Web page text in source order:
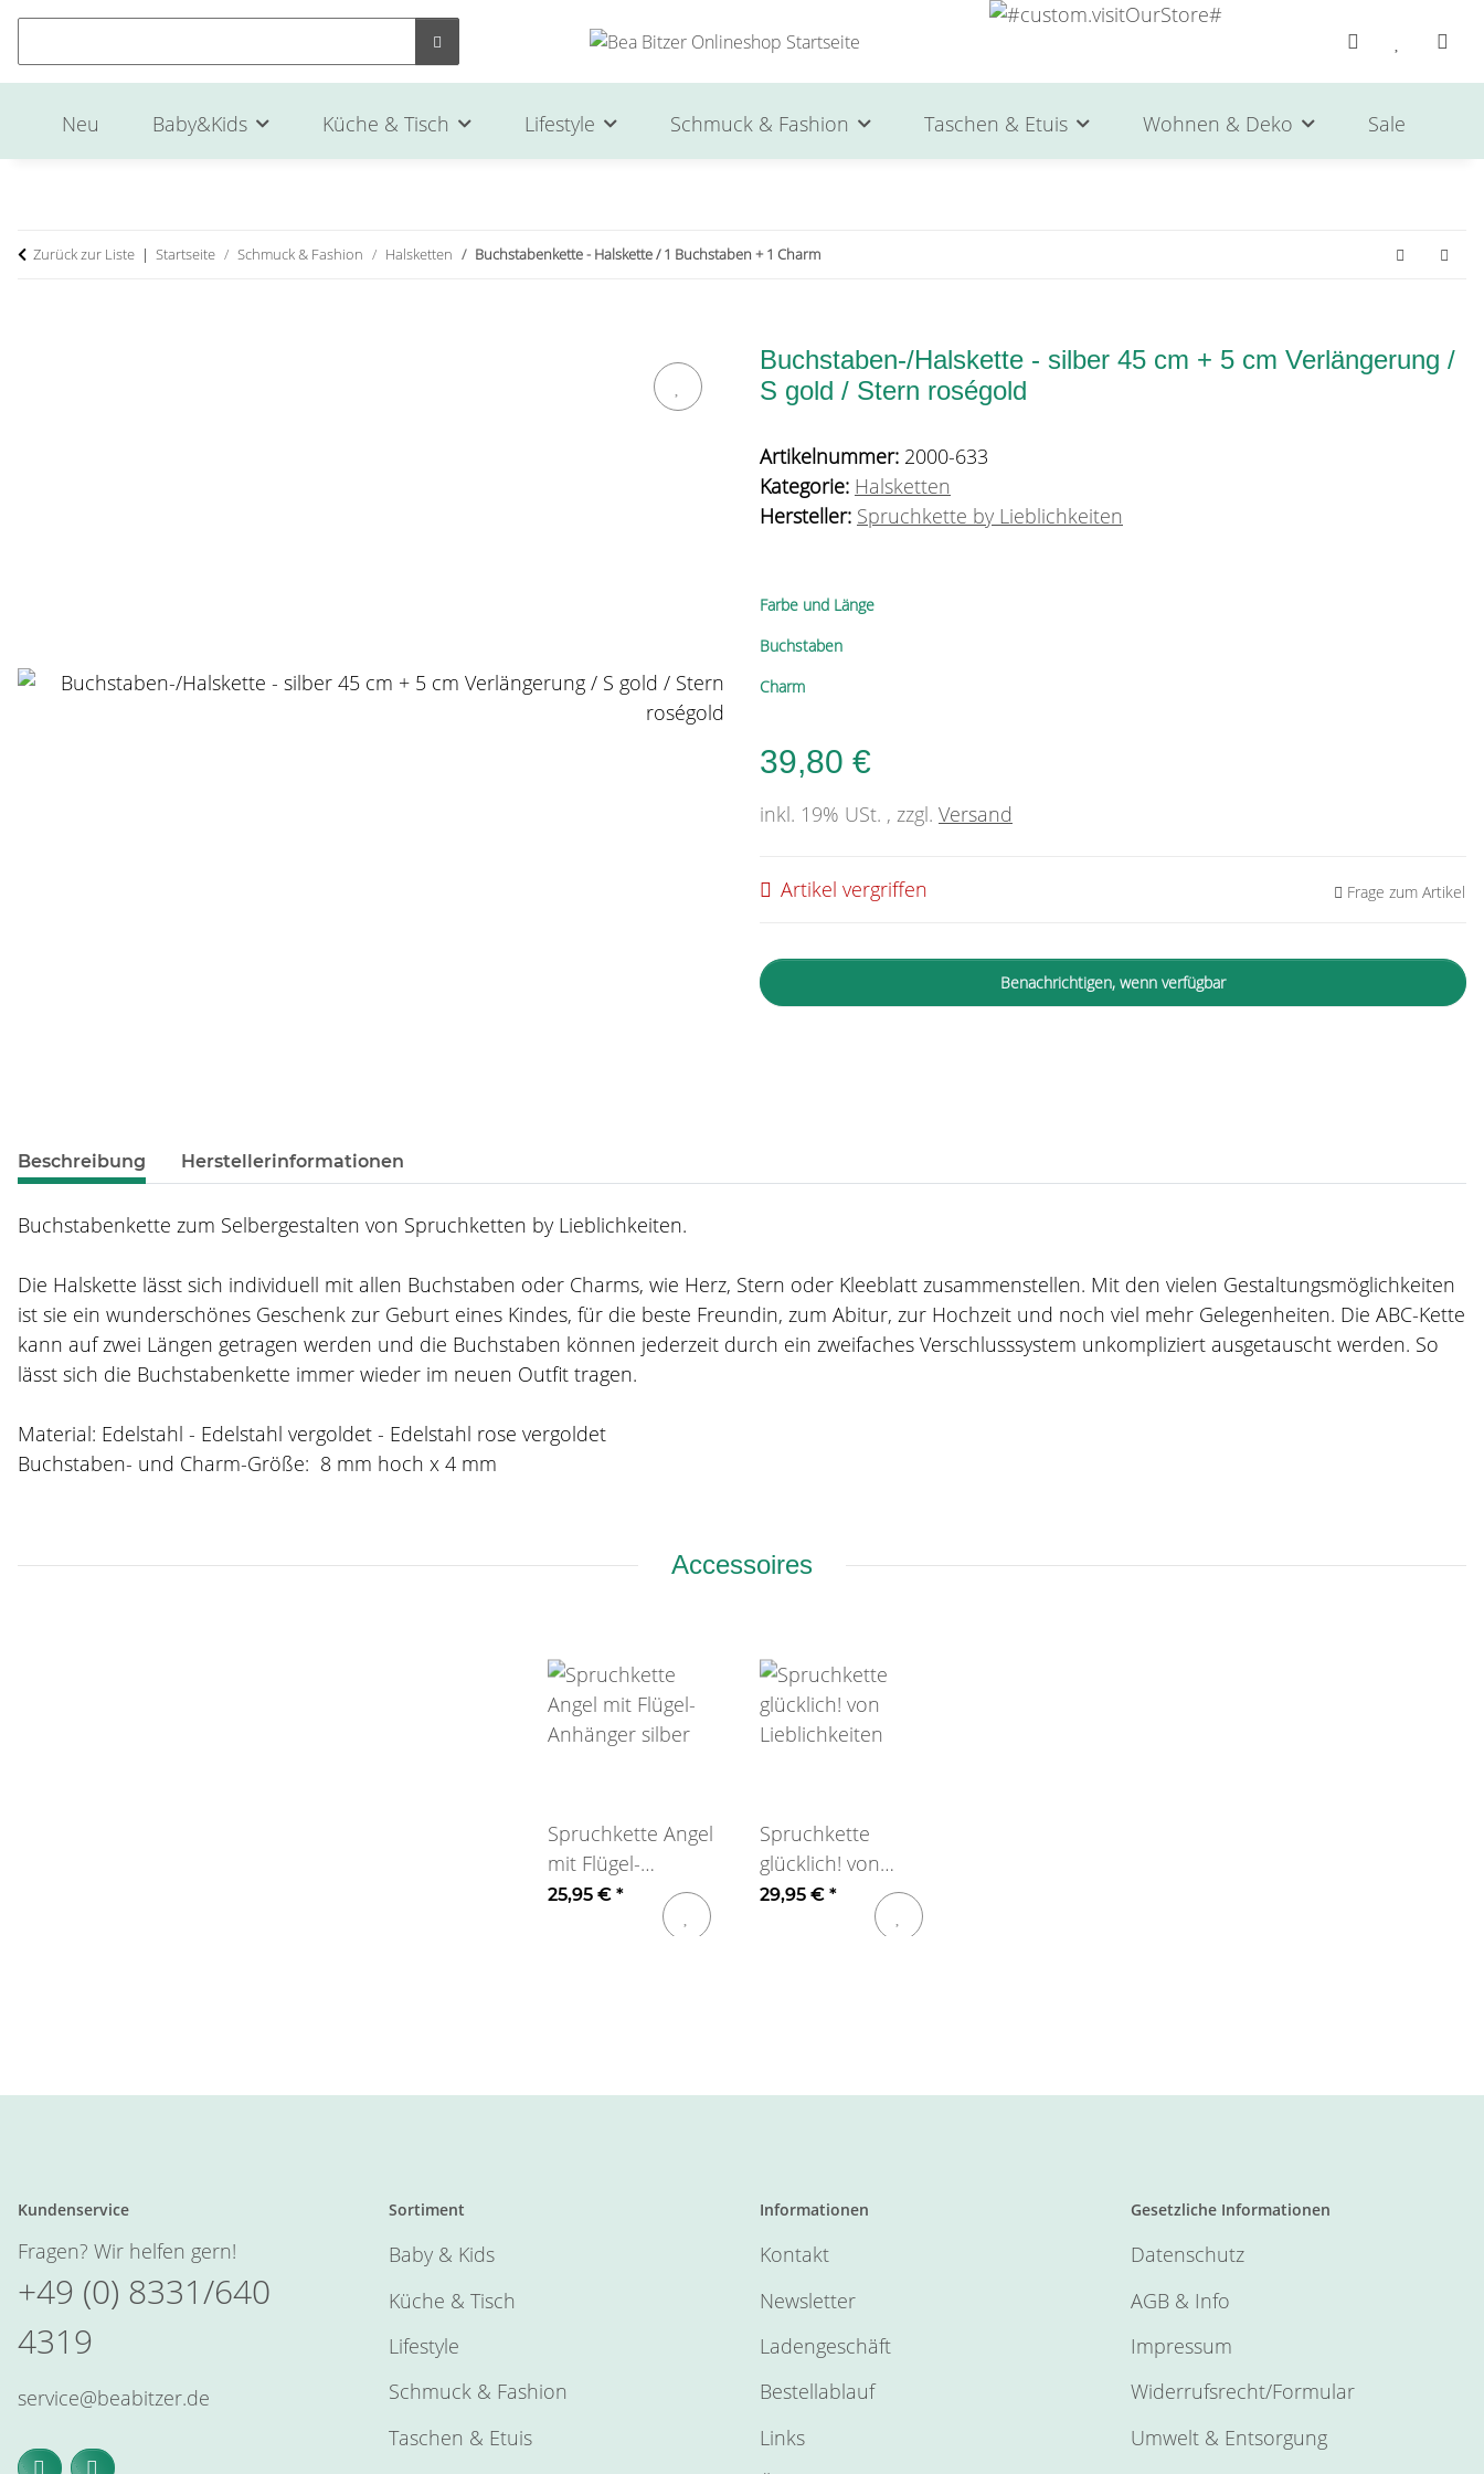
Neu Baby&Kids Küche & Tisch Lifestyle Schmuck & Fashion Taschen & Etuis Wohnen & Deko Sale
Zurück zur Liste Startseite Schmuck & Fashion Halsketten Buchstabenkette - Halskette / 1 Buchstaben + 1 Charm
Buchstaben-/Halskette - silber 45 cm + 5 cm Verlängerung /
S gold / Stern roségold
Artikelnummer: 2000-633
Kategorie: Halsketten
Hersteller: Spruchkette by Lieblichkeiten
Farbe und Länge
Buchstaben
Charm
39,80 €
inkl. 19% USt. , zzgl. Versand
Artikel vergriffen Frage zum Artikel
Benachrichtigen, wenn verfügbar
weitere Registerkarten anzeigen
Beschreibung Herstellerinformationen
Buchstabenkette zum Selbergestalten von Spruchketten by Lieblichkeiten.
Die Halskette lässt sich individuell mit allen Buchstaben oder Charms, wie Herz, Stern oder Kleeblatt zusammenstellen. Mit den vielen Gestaltungsmöglichkeiten
ist sie ein wunderschönes Geschenk zur Geburt eines Kindes, für die beste Freundin, zum Abitur, zur Hochzeit und noch viel mehr Gelegenheiten. Die ABC-Kette
kann auf zwei Längen getragen werden und die Buchstaben können jederzeit durch ein zweifaches Verschlusssystem unkompliziert ausgetauscht werden. So
lässt sich die Buchstabenkette immer wieder im neuen Outfit tragen.
Material: Edelstahl - Edelstahl vergoldet - Edelstahl rose vergoldet
Buchstaben- und Charm-Größe: 8 mm hoch x 4 mm
Accessoires
Spruchkette Angel
mit Flügel-
Anhänger silber
25,95 € *
Spruchkette
glücklich! von
Lieblichkeiten
29,95 € *
Kundenservice
Fragen? Wir helfen gern!
+49 (0) 8331/640
4319
service@beabitzer.de
Sortiment
Baby & Kids
Küche & Tisch
Lifestyle
Schmuck & Fashion
Taschen & Etuis
Informationen
Kontakt
Newsletter
Ladengeschäft
Bestellablauf
Links
Gesetzliche Informationen
Datenschutz
AGB & Info
Impressum
Widerrufsrecht/Formular
Umwelt & Entsorgung